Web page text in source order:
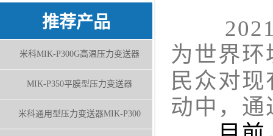
推荐产品
米科MIK-P300G高温压力变送器
MIK-P350平膜型压力变送器
米科通用型压力变送器MIK-P300
2021年
为世界
民众对
动中，